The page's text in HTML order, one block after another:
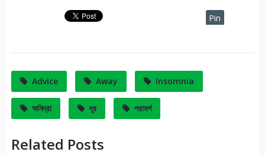
Pin
Advice Away Insomnia
অনিদ্রা দূর পরামর্শ
Related Posts